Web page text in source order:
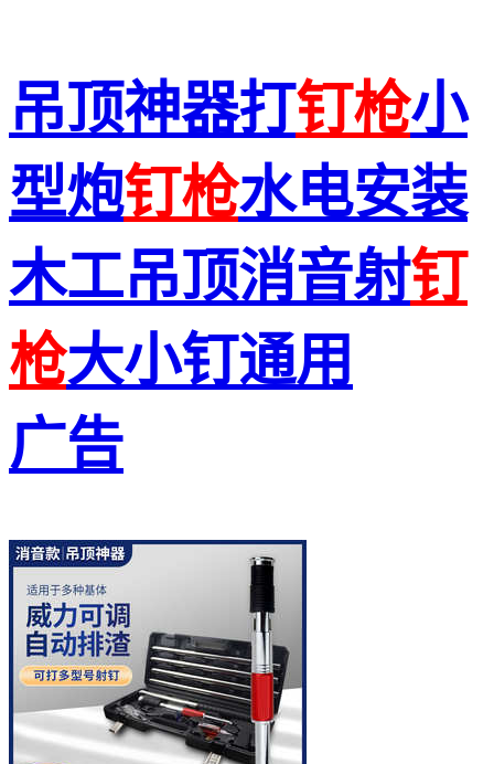
吊顶神器打钉枪小
型炮钉枪水电安装
木工吊顶消音射钉
枪大小钉通用
广告